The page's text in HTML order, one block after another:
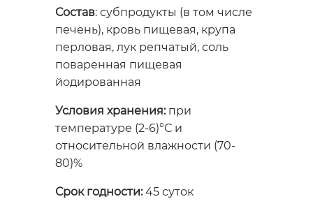
Состав: субпродукты (в том числе
печень), кровь пищевая, крупа
перловая, лук репчатый, соль
поваренная пищевая
йодированная
Условия хранения:при
температуре (2-6)°С и
относительной влажности (70-
80)%
Срок годности:45 суток